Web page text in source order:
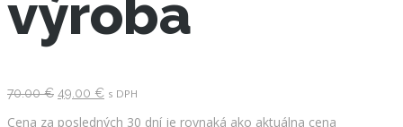
výroba
70.00€ Pôvodná
bola:
49.00 € Aktuálna
je:
s DPH
Cena za posledných 30 dní je rovnaká ako aktuálna cena